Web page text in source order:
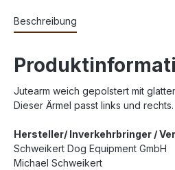
Beschreibung
Jutearm weich gepolstert mit
Dieser Ärmel passt links und rechts.
Hersteller/ Inverkehrbringer /
Schweikert Dog Equipment GmbH
Michael Schweikert